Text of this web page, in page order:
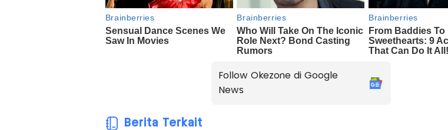
Follow Okezone di Google
News
Berita Terkait